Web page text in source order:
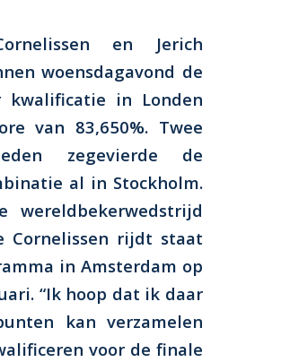
en Jerich
woensdagavond de
kwalificatie in Londen
van 83,650%. Twee
zegevierde de
al in Stockholm.
wereldbekerwedstrijd
Cornelissen rijdt staat
in Amsterdam op
“Ik hoop dat ik daar
kan verzamelen
voor de finale